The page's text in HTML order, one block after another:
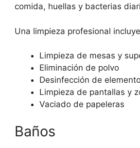
comida, huellas y bacterias
Una limpieza profesional
Limpieza de mesas y
Eliminación de polvo
Desinfección de
Limpieza de pantallas y
Vaciado de papeleras
Baños